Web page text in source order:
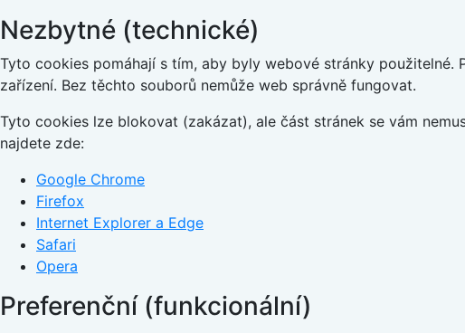
Nezbytné (technické)
Tyto cookies pomáhají s tím, aby byly webové stránky
zařízení. Bez těchto souborů nemůže web správně fungovat.
Tyto cookies lze blokovat (zakázat), ale část stránek se vám
najdete zde:
Google Chrome
Firefox
Internet Explorer a Edge
Safari
Opera
Preferenční (funkcionální)